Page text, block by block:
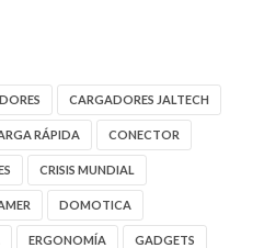
CARGADORES JALTECH
RÁPIDA CONECTOR
CRISIS MUNDIAL
DOMOTICA
ERGONOMÍA GADGETS